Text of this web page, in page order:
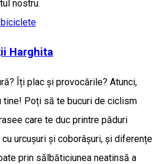
nostru.
biciclete
Harghita
Îți plac și provocările? Atunci,
tine! Poți să te bucuri de ciclism
care te duc printre păduri
urcuşuri şi coborâşuri, și diferențe
prin sălbăticiunea neatinsă a